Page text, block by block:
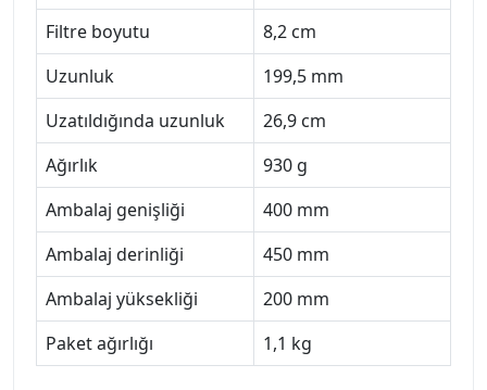
Filtre boyutu
8,2 cm
Uzunluk
199,5 mm
Uzatıldığında uzunluk
26,9 cm
Ağırlık
930 g
Ambalaj genişliği
400 mm
Ambalaj derinliği
450 mm
Ambalaj yüksekliği
200 mm
Paket ağırlığı
1,1 kg